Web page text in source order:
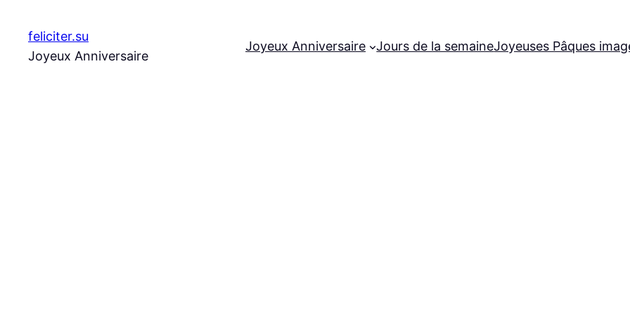
contenu
feliciter.su
Joyeux Anniversaire
Joyeux Anniversaire Jours de la semaineJoyeuses Pâques